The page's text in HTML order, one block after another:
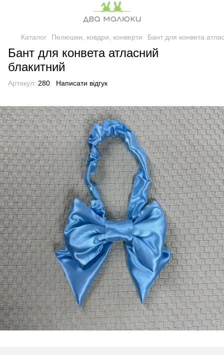
Каталог Пелюшки, ковдри, конверти Бант для конвета
Бант для конвета атласний
блакитний
Артикул: 280 Написати відгук